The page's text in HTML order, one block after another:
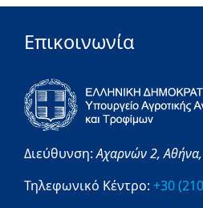
Επικοινωνία
Διεύθυνση:Αχαρνών 2,Αθήνα,
Τηλεφωνικό Κέντρο: +30